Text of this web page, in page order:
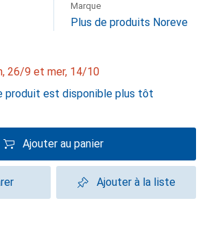
Marque
Plus de produits Noreve
26/9 et mer, 14/10
produit est disponible plus tôt
Ajouter au panier
Ajouter à la liste